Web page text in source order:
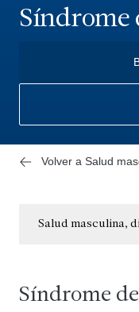
Síndrome
Volver a Salud
Salud masculina,
Síndrome